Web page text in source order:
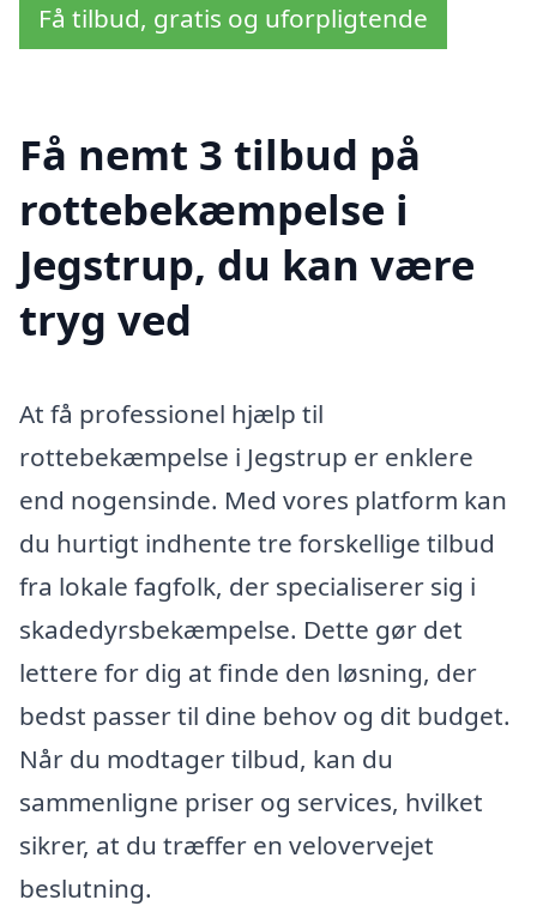
Få tilbud, gratis og uforpligtende
Få nemt 3 tilbud på
rottebekæmpelse i
Jegstrup, du kan være
tryg ved
At få professionel hjælp til
rottebekæmpelse i Jegstrup er enklere
end nogensinde. Med vores platform kan
du hurtigt indhente tre forskellige tilbud
fra lokale fagfolk, der specialiserer sig i
skadedyrsbekæmpelse. Dette gør det
lettere for dig at finde den løsning, der
bedst passer til dine behov og dit budget.
Når du modtager tilbud, kan du
sammenligne priser og services, hvilket
sikrer, at du træffer en velovervejet
beslutning.